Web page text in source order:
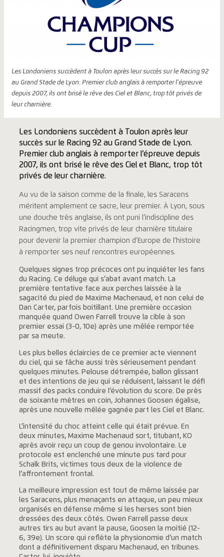
Les Londoniens succèdent à Toulon après leur succès sur le Racing 92
au Grand Stade de Lyon. Premier club anglais à remporter l'épreuve
depuis 2007, ils ont brisé le rêve des Ciel et Blanc, trop tôt privés de
leur charnière.
Les Londoniens succèdent à Toulon après leur
succès sur le Racing 92 au Grand Stade de Lyon.
Premier club anglais à remporter l’épreuve depuis
2007, ils ont brisé le rêve des Ciel et Blanc, trop tôt
privés de leur charnière.
Au vu de la saison comme de la finale, les Saracens
méritent amplement ce sacre, leur premier. À Lyon, sous
une douche très anglaise, ils ont puni l’indiscipline des
Racingmen, trop vite privés de leur charnière titulaire
pour devenir la premier champion d’Europe de l’histoire
à remporter ses neuf rencontres européennes.
Quelques signes trop précoces ont pu inquiéter les fans
du Racing. Ce déluge qui s’abat avant match. La
première tentative face aux perches laissée à la
sagacité du pied de Maxime Machenaud, et non celui de
Dan Carter, parfois boitillant. Une première occasion
manquée quand Owen Farrell trouve la cible à son
premier essai (3-0, 10e) après une mêlée remportée
par sa meute.
Les plus belles éclaircies de ce premier acte viennent
du ciel, qui se fâche aussi très sérieusement pendant
quelques minutes. Pelouse détrempée, ballon glissant
et des intentions de jeu qui se réduisent, laissant le défi
massif des packs conduire l’évolution du score. De près
de soixante mètres en coin, Johannes Goosen égalise,
après une nouvelle mêlée gagnée part les Ciel et Blanc.
L’intensité du choc atteint celle qui était prévue. En
deux minutes, Maxime Machenaud sort, titubant, KO
après avoir reçu un coup de genou involontaire. Le
protocole est enclenché une minute pus tard pour
Schalk Brits, victimes tous deux de la violence de
l’affrontement frontal.
La meilleure impression est tout de même laissée par
les Saracens, plus menaçants en attaque, un peu mieux
organisés en défense même si les herses sont bien
dressées des deux côtés. Owen Farrell passe deux
autres tirs au but avant la pause, Goosen la moitié (12-
6, 39e). Un score qui reflète la physionomie d’un match
dont a définitivement disparu Machenaud, en tribunes.